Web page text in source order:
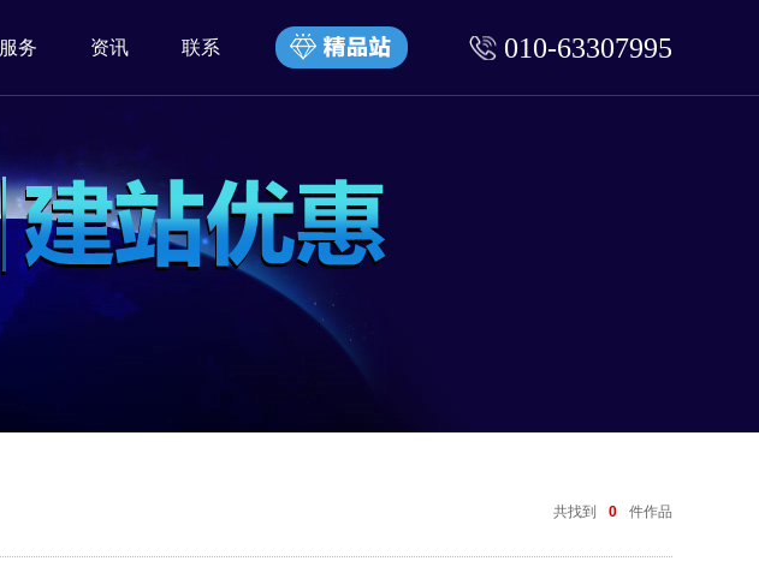
010-63307995
服务 资讯 联系
共找到 0 件作品